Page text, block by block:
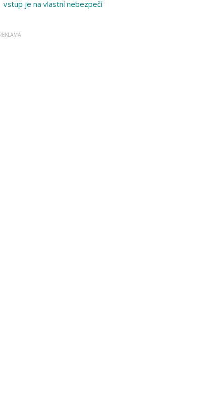
vstup je na vlastní nebezpečí